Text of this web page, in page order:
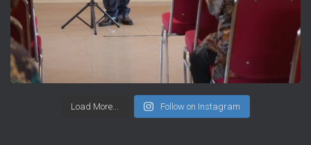
Load More... Follow on Instagram